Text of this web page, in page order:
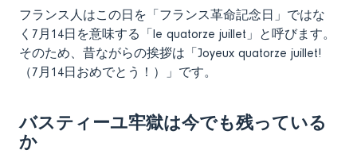
フランス人はこの日を「フランス革命記念日」ではな
く7月14日を意味する「le quatorze juillet」と呼びます。
そのため、昔ながらの挨拶は「Joyeux quatorze juillet!
（7月14日おめでとう！）」です。
バスティーユ牢獄は今でも残っている
か